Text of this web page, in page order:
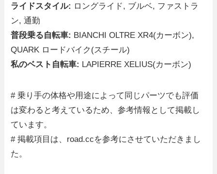
ライドスタイル: ロングライド, ブルベ, ファストラ
ン, 通勤
普段乗る自転車: BIANCHI OLTRE XR4(カーボン),
QUARK ロードバイク(スチール)
私のベスト自転車: LAPIERRE XELIUS(カーボン)
# 乗り手の体格や用途によって同じパーツでも評価
は変わると考えているため、参考情報として掲載し
ています。
# 掲載項目は、road.ccを参考にさせていただきまし
た。